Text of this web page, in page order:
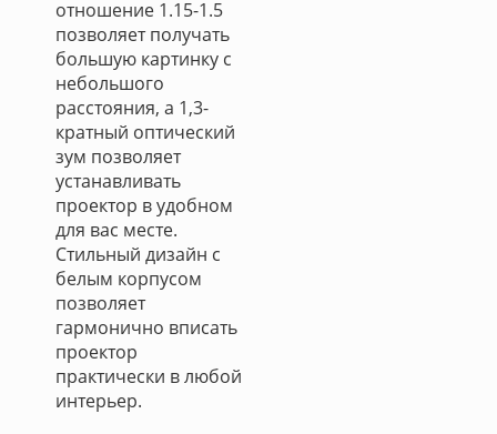
отношение 1.15-1.5
позволяет получать
большую картинку с
небольшого
расстояния, а 1,3-
кратный оптический
зум позволяет
устанавливать
проектор в удобном
для вас месте.
Стильный дизайн с
белым корпусом
позволяет
гармонично вписать
проектор
практически в любой
интерьер.